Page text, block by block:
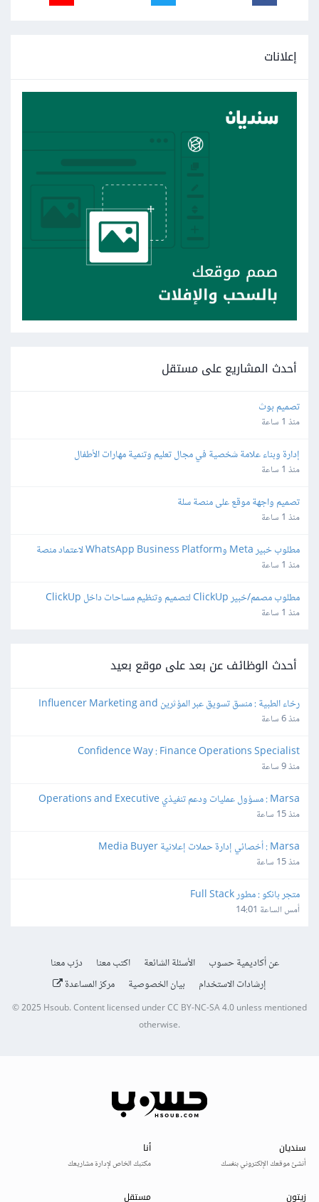
إعلانات
أحدث المشاريع على مستقل
تصميم بوث
منذ 1 ساعة
إدارة وبناء علامة شخصية في مجال تعليم وتنمية مهارات الأطفال
منذ 1 ساعة
تصميم واجهة موقع على منصة سلة
منذ 1 ساعة
واتساب
منذ 1 ساعة
مطلوب مصمم/خبير ClickUp لتصميم وتنظيم مساحات داخل ClickUp
منذ 1 ساعة
أحدث الوظائف عن بعد على موقع بعيد
Production Coordinator
منذ 6 ساعة
Confidence Way : Finance Operations Specialist
منذ 9 ساعة
Support Lead
منذ 15 ساعة
Marsa : أخصائي إدارة حملات إعلانية Media Buyer
منذ 15 ساعة
متجر بانكو : مطور Full Stack
أمس الساعة 14:01
عن أكاديمية حسوب الأسئلة الشائعة اكتب معنا
درّب معنا
إرشادات الاستخدام
بيان الخصوصية مركز المساعدة
© 2025 Hsoub.Content licensed underCC BY-NC-SA 4.0unless mentioned
otherwise.